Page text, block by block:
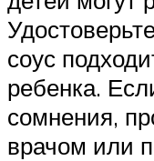
соус
ребенка.
сомнения,
врачом или